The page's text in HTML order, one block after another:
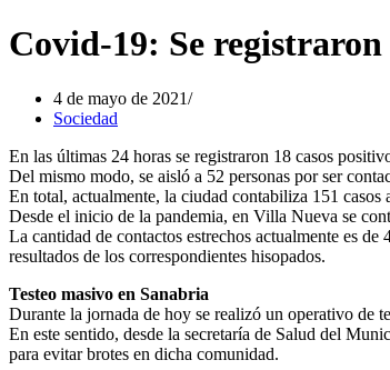
Covid-19: Se registraron
4 de mayo de 2021
Sociedad
En las últimas 24 horas se registraron 18 casos
Del mismo modo, se aisló a 52 personas por ser
En total, actualmente, la ciudad contabiliza 151
Desde el inicio de la pandemia, en Villa Nueva se
La cantidad de contactos estrechos actualmente es
resultados de los correspondientes hisopados.
Testeo masivo en Sanabria
Durante la jornada de hoy se realizó un operativo de
En este sentido, desde la secretaría de Salud del
para evitar brotes en dicha comunidad.